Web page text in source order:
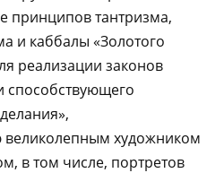
принципов тантризма,
и каббалы «Золотого
реализации законов
способствующего
художником
в том числе, портретов